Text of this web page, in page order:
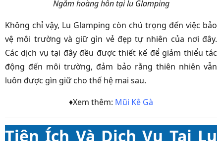
Ngắm hoàng hôn tại lu Glamping
Không chỉ vậy, Lu Glamping còn chú trọng đến việc bảo
vệ môi trường và giữ gìn vẻ đẹp tự nhiên của nơi đây.
Các dịch vụ tại đây đều được thiết kế để giảm thiểu tác
động đến môi trường, đảm bảo rằng thiên nhiên vẫn
luôn được gìn giữ cho thế hệ mai sau.
♦Xem thêm: Mũi Kê Gà
Tiện Ích Và Dịch Vụ Tại Lu